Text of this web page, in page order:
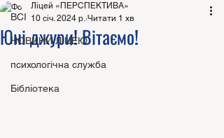
ВСІ
НОВИНИ ЛІЦЕЮ
психологічна служба
Бібліотека
Юні джури! Вітаємо!
Ліцей «ПЕРСПЕКТИВА»
10 січ. 2024 р. Читати 1 хв